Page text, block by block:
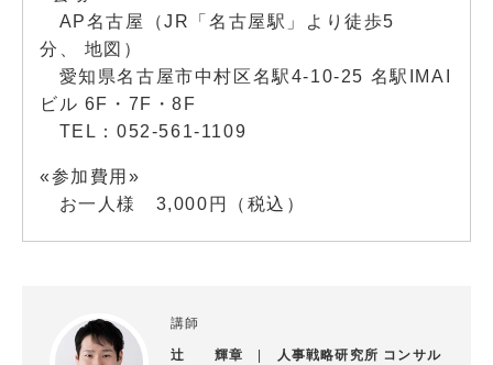
AP名古屋（JR「名古屋駅」より徒歩5
分、
地図 ）
愛知県名古屋市中村区名駅4-10-25 名駅IMAI
ビル 6F・7F・8F
TEL：052-561-1109
«参加費用»
お一人様 3,000円（税込）
講師
辻 輝章
人事戦略研究所 コンサル